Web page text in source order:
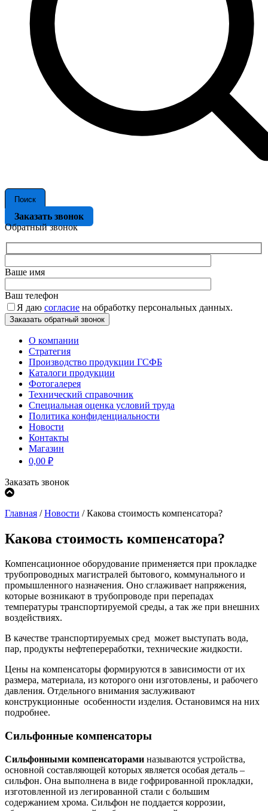
Поиск
Заказать звонок
Обратный звонок
Ваше имя
Ваш телефон
Я даю согласие на обработку персональных данных.
О компании
Стратегия
Производство продукции ГСФБ
Каталоги продукции
Фотогалерея
Технический справочник
Специальная оценка условий труда
Политика конфиденциальности
Новости
Контакты
Магазин
0,00 ₽
Заказать звонок
Главная /Новости /Какова стоимость компенсатора?
Какова стоимость компенсатора?
Компенсационное оборудование применяется при прокладке
трубопроводных магистралей бытового, коммунального и
промышленного назначения. Оно сглаживает напряжения,
которые возникают в трубопроводе при перепадах
температуры транспортируемой среды, а так же при внешних
воздействиях.
В качестве транспортируемых сред может выступать вода,
пар, продукты нефтепереработки, технические жидкости.
Цены на компенсаторы формируются в зависимости от их
размера, материала, из которого они изготовлены, и рабочего
давления. Отдельного внимания заслуживают
конструкционные особенности изделия. Остановимся на них
подробнее.
Сильфонные компенсаторы
Сильфонными компенсаторами называются устройства,
основной составляющей которых является особая деталь –
сильфон. Она выполнена в виде гофрированной прокладки,
изготовленной из легированной стали с большим
содержанием хрома. Сильфон не поддается коррозии,